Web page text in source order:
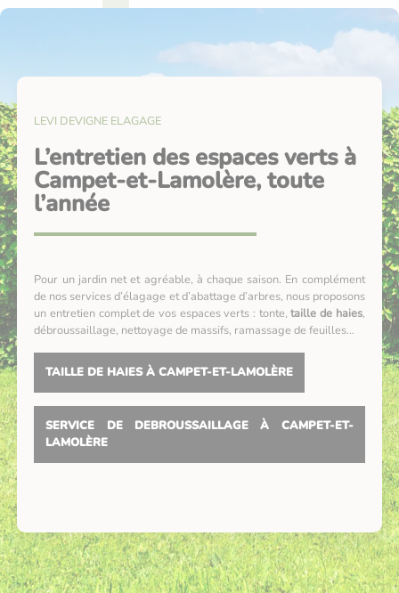
LEVI DEVIGNE ELAGAGE
L’entretien des espaces verts à
Campet-et-Lamolère, toute
l’année
Pour un jardin net et agréable, à chaque saison. En complément
de nos services d’élagage et d’abattage d’arbres, nous proposons
un entretien complet de vos espaces verts : tonte,taille de haies,
débroussaillage, nettoyage de massifs, ramassage de feuilles…
TAILLE DE HAIES À CAMPET-ET-LAMOLÈRE
SERVICE DE DEBROUSSAILLAGE À CAMPET-ET-
LAMOLÈRE